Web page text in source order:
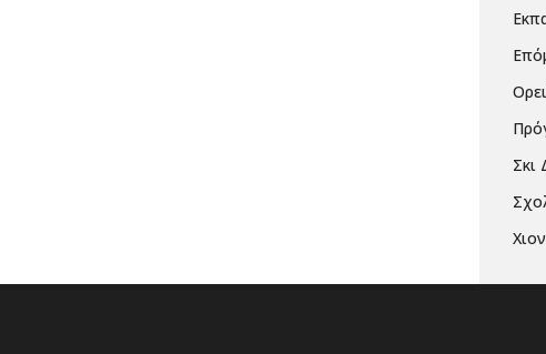
Σκι